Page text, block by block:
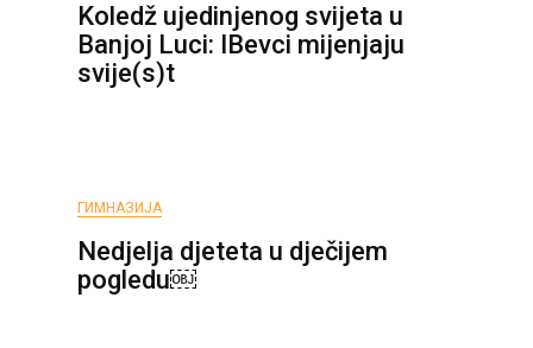
Koledž ujedinjenog svijeta u
Banjoj Luci: IBevci mijenjaju
svije(s)t
ГИМНАЗИЈА
Nedjelja djeteta u dječijem
pogledu￼